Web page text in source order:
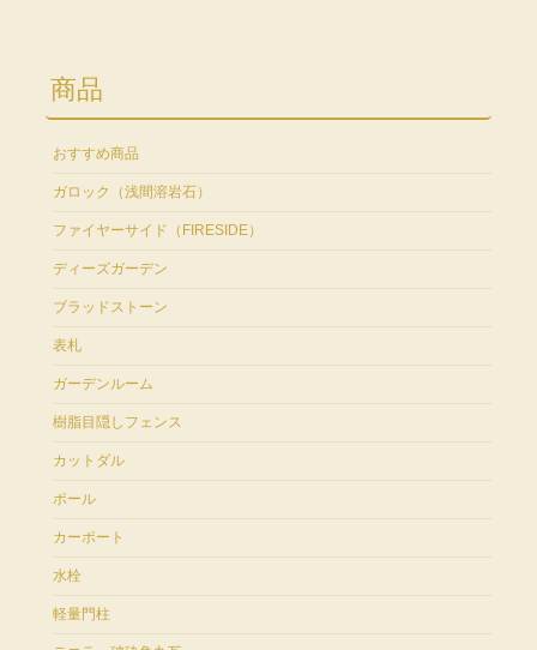
商品
おすすめ商品
ガロック（浅間溶岩石）
ファイヤーサイド（FIRESIDE）
ディーズガーデン
ブラッドストーン
表札
ガーデンルーム
樹脂目隠しフェンス
カットダル
ポール
カーポート
水栓
軽量門柱